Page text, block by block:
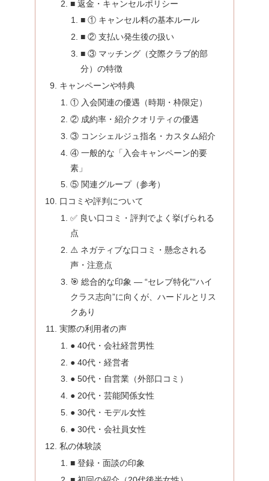
■ 返金・キャンセルポリシー
■ ① キャンセル料の基本ルール
■ ② 支払い発生後の扱い
■ ③ マッチング（交際クラブ的部
分）の特徴
キャンペーンや特典
① 入会関連の優遇（時期・枠限定）
② 成約率・紹介クオリティの優遇
③ コンシェルジュ指名・カスタム紹介
④ 一般的な「入会キャンペーン的要
素」
⑤ 関連グループ（参考）
口コミや評判について
✅ 良い口コミ・評判でよく挙げられる
点
⚠️ ネガティブな口コミ・懸念される
声・注意点
🎯 総合的な印象 — “セレブ特化”“ハイ
クラス志向”に向くが、ハードルとリス
クあり
実際の利用者の声
● 40代・会社経営男性
● 40代・経営者
● 50代・自営業（外部口コミ）
● 20代・芸能関係女性
● 30代・モデル女性
● 30代・会社員女性
私の体験談
■ 登録・面談の印象